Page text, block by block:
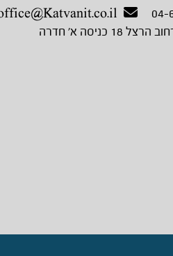
04-
הרצל 18 כניסה א’ חדרה